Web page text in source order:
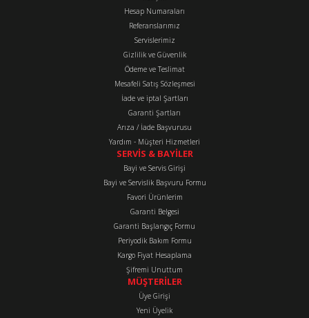
Ürün resmi kalitesiz, bozuk veya görüntülenemiyor.
Ürün bilgilerinde hatalar bulunuyor.
Ürün fiyatı diğer sitelerden daha pahalı.
Bu ürüne benzer farklı alternatifler olmalı.
Gönder
Hesap Numaraları
Referanslarımız
Servislerimiz
Gizlilik ve Güvenlik
Ödeme ve Teslimat
Mesafeli Satış Sözleşmesi
İade ve iptal Şartları
Garanti Şartları
Arıza / İade Başvurusu
Yardım - Müşteri Hizmetleri
SERVİS & BAYİLER
Bayi ve Servis Girişi
Bayi ve Servislik Başvuru Formu
Favori Ürünlerim
Garanti Belgesi
Garanti Başlangıç Formu
Periyodik Bakım Formu
Kargo Fiyat Hesaplama
Şifremi Unuttum
MÜŞTERİLER
Üye Girişi
Yeni Üyelik